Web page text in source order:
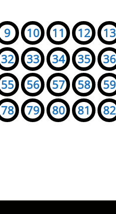
9 10 11 12 13
32 33 34 35 36
55 56 57 58 59
78 79 80 81 82